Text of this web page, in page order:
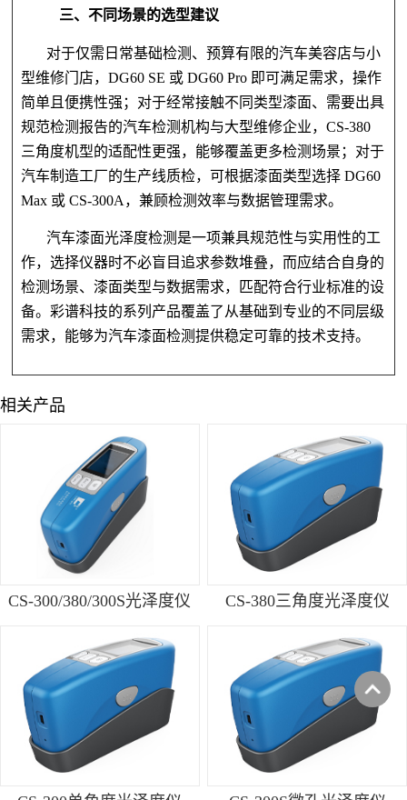
三、不同场景的选型建议
对于仅需日常基础检测、预算有限的汽车美容店与小
型维修门店，DG60 SE 或 DG60 Pro 即可满足需求，操作
简单且便携性强；对于经常接触不同类型漆面、需要出具
规范检测报告的汽车检测机构与大型维修企业，CS-380
三角度机型的适配性更强，能够覆盖更多检测场景；对于
汽车制造工厂的生产线质检，可根据漆面类型选择 DG60
Max 或 CS-300A，兼顾检测效率与数据管理需求。
汽车漆面光泽度检测是一项兼具规范性与实用性的工
作，选择仪器时不必盲目追求参数堆叠，而应结合自身的
检测场景、漆面类型与数据需求，匹配符合行业标准的设
备。彩谱科技的系列产品覆盖了从基础到专业的不同层级
需求，能够为汽车漆面检测提供稳定可靠的技术支持。
相关产品
CS-300/380/300S光泽度仪 CS-380三角度光泽度仪